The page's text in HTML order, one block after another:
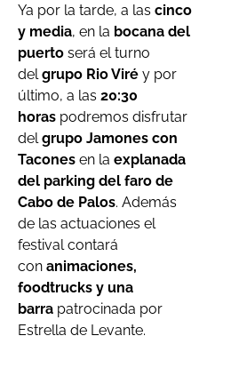
Ya por la tarde, a las cinco
y media, en la bocana del
puerto será el turno
del grupo Rio Viré y por
último, a las 20:30
horas podremos disfrutar
del grupo Jamones con
Tacones en la explanada
del parking del faro de
Cabo de Palos. Además
de las actuaciones el
festival contará
con animaciones,
foodtrucks y una
barra patrocinada por
Estrella de Levante.